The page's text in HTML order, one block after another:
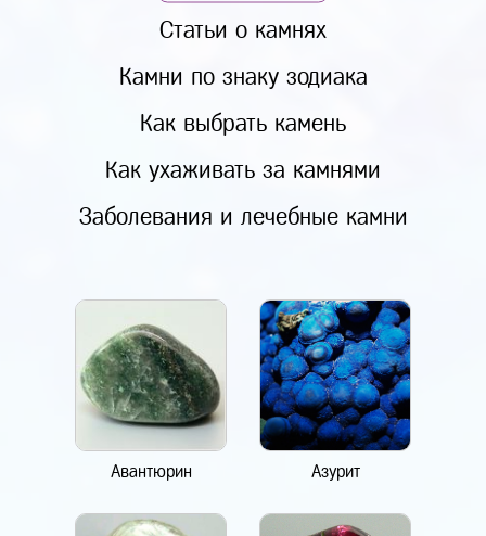
Статьи о камнях
Камни по знаку зодиака
Как выбрать камень
Как ухаживать за камнями
Заболевания и лечебные камни
Авантюрин Азурит